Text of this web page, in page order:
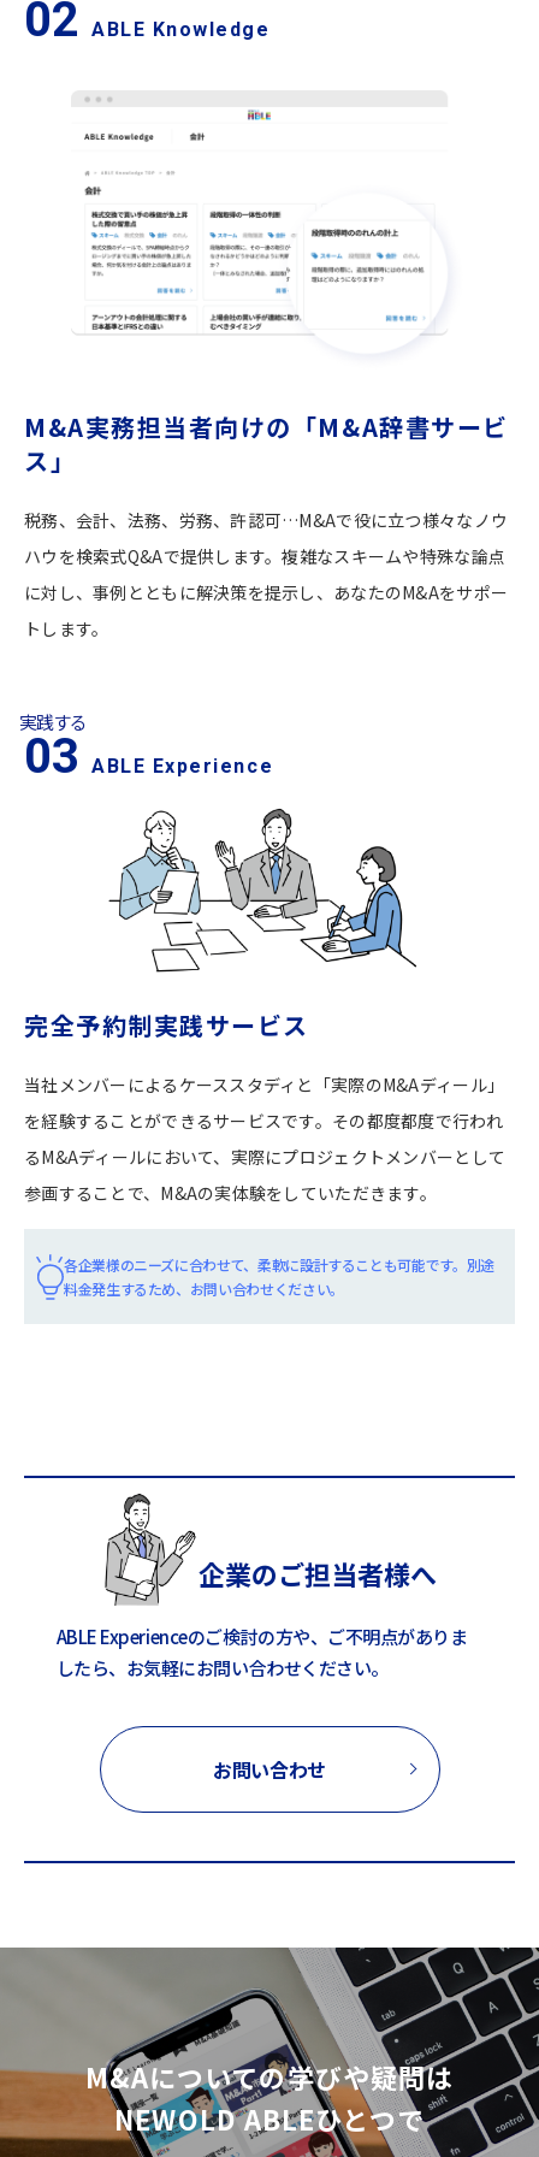
02 ABLE Knowledge
M&A実務担当者向けの「M&A辞書サービ
ス」
税務、会計、法務、労務、許認可…M&Aで役に立つ様々なノウ
ハウを検索式Q&Aで提供します。複雑なスキームや特殊な論点
に対し、事例とともに解決策を提示し、あなたのM&Aをサポー
トします。
実践する
03 ABLE Experience
完全予約制実践サービス
当社メンバーによるケーススタディと「実際のM&Aディール」
を経験することができるサービスです。その都度都度で行われ
るM&Aディールにおいて、実際にプロジェクトメンバーとして
参画することで、M&Aの実体験をしていただきます。
各企業様のニーズに合わせて、柔軟に設計することも可能です。 別途
料金発生するため、お問い合わせください。
企業のご担当者様へ
ABLE Experienceのご検討の方や、ご不明点がありま
したら、お気軽にお問い合わせください。
お問い合わせ
M&Aについての学びや疑問は
NEWOLD ABLEひとつで